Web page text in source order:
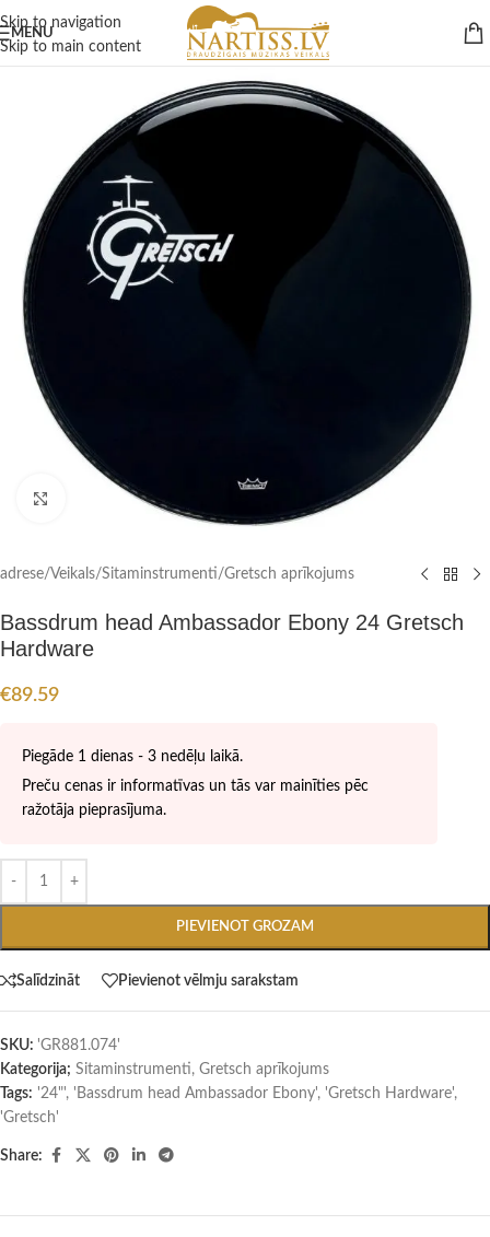
Skip to navigation
Skip to main content
MENU
Click to enlarge
adrese/Veikals/Sitaminstrumenti/Gretsch aprīkojums
Bassdrum head Ambassador Ebony 24 Gretsch
Hardware
€89.59
Piegāde 1 dienas - 3 nedēļu laikā.
Preču cenas ir informatīvas un tās var mainīties pēc
ražotāja pieprasījuma.
PIEVIENOT GROZAM
Salīdzināt Pievienot vēlmju sarakstam
SKU: 'GR881.074'
Kategorija; Sitaminstrumenti, Gretsch aprīkojums
Tags: '24"', 'Bassdrum head Ambassador Ebony', 'Gretsch Hardware',
'Gretsch'
Share: